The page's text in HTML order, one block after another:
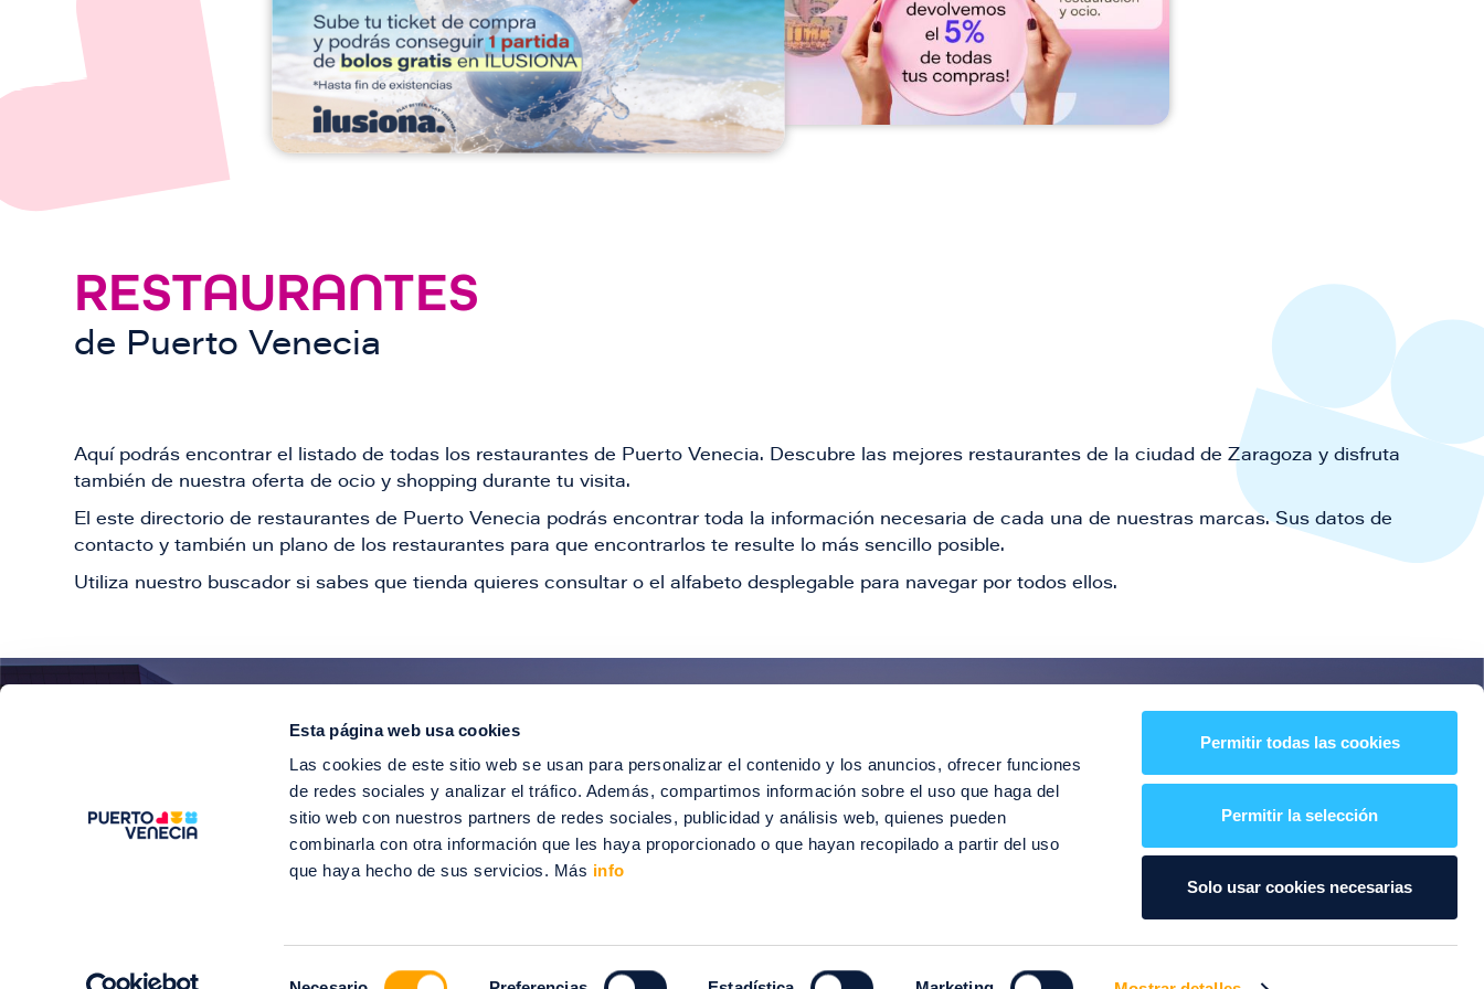
Esta página web usa cookies
Las cookies de este sitio web se usan para personalizar el contenido y los anuncios, ofrecer funciones
de redes sociales y analizar el tráfico. Además, compartimos información sobre el uso que haga del
sitio web con nuestros partners de redes sociales, publicidad y análisis web, quienes pueden
combinarla con otra información que les haya proporcionado o que hayan recopilado a partir del uso
que haya hecho de sus servicios. Más info
Permitir todas las cookies
Permitir la selección
Solo usar cookies necesarias
RESTAURANTES
de Puerto Venecia
Aquí podrás encontrar el listado de todas los restaurantes de Puerto Venecia. Descubre las mejores restaurantes de la ciudad de Zaragoza y disfruta
también de nuestra oferta de ocio y shopping durante tu visita.
El este directorio de restaurantes de Puerto Venecia podrás encontrar toda la información necesaria de cada una de nuestras marcas. Sus datos de
contacto y también un plano de los restaurantes para que encontrarlos te resulte lo más sencillo posible.
Utiliza nuestro buscador si sabes que tienda quieres consultar o el alfabeto desplegable para navegar por todos ellos.
¡Entérate de todas nuestras novedades!
Suscríbete para recibir ofertas especiales, descuentos, eventos y mucho más
SUSCRÍBETE
©2012-2024 Puerto Venecia. Todos los derechos reservados.
Soy Puerto Venecia Información legal Intranet Contacto Trabaja con nosotros